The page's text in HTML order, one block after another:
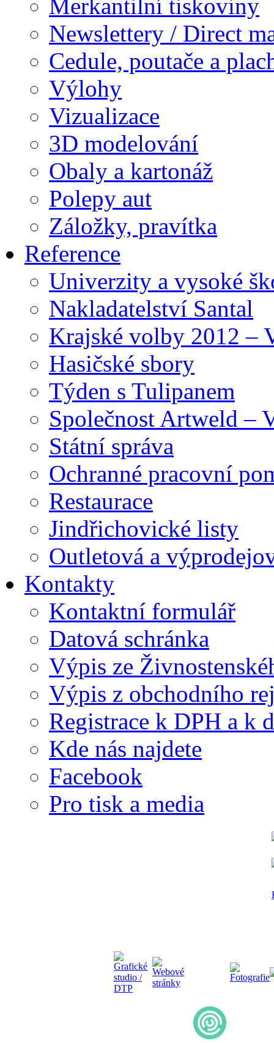
Merkantilní tiskoviny
Newslettery / Direct
Cedule, poutače a
Výlohy
Vizualizace
3D modelování
Obaly a kartonáž
Polepy aut
Záložky, pravítka
Reference
Univerzity a vysoké
Nakladatelství Santal
Krajské volby 2012 –
Hasičské sbory
Týden s Tulipanem
Společnost Artweld –
Státní správa
Ochranné pracovní
Restaurace
Jindřichovické listy
Outletová a
Kontakty
Kontaktní formulář
Datová schránka
Výpis ze
Výpis z obchodního
Registrace k DPH a k
Kde nás najdete
Facebook
Pro tisk a media